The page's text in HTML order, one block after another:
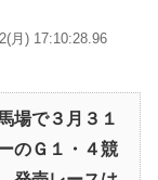
月) 17:10:28.96
場で３月３１
のＧ１・４競